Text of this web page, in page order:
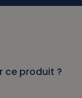
ce produit ?